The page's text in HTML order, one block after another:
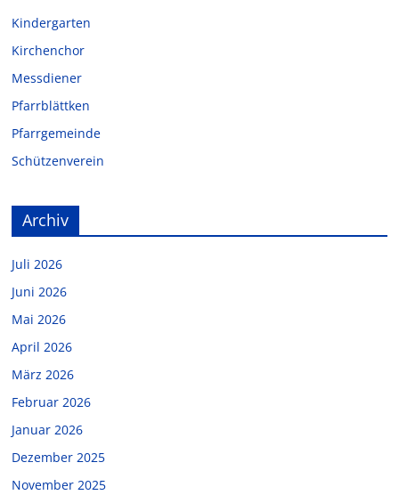
Kindergarten
Kirchenchor
Messdiener
Pfarrblättken
Pfarrgemeinde
Schützenverein
Archiv
Juli 2026
Juni 2026
Mai 2026
April 2026
März 2026
Februar 2026
Januar 2026
Dezember 2025
November 2025